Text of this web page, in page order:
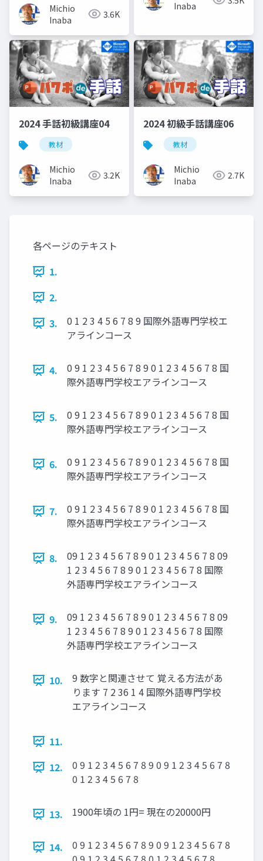
Michio
Inaba
3.6K
Inaba
2024 手話初級講座04
教材
Michio
Inaba
3.2K
2024 初級手話講座06
教材
Michio
Inaba
2.7K
各ページのテキスト
1.
2.
3.
0 1 2 3 4 5 6 7 8 9 国際外語専門学校エ
アラインコース
4.
0 9 1 2 3 4 5 6 7 8 9 0 1 2 3 4 5 6 7 8 国
際外語専門学校エアラインコース
5.
0 9 1 2 3 4 5 6 7 8 9 0 1 2 3 4 5 6 7 8 国
際外語専門学校エアラインコース
6.
0 9 1 2 3 4 5 6 7 8 9 0 1 2 3 4 5 6 7 8 国
際外語専門学校エアラインコース
7.
0 9 1 2 3 4 5 6 7 8 9 0 1 2 3 4 5 6 7 8 国
際外語専門学校エアラインコース
8.
09 1 2 3 4 5 6 7 8 9 0 1 2 3 4 5 6 7 8 09
1 2 3 4 5 6 7 8 9 0 1 2 3 4 5 6 7 8 国際
外語専門学校エアラインコース
9.
09 1 2 3 4 5 6 7 8 9 0 1 2 3 4 5 6 7 8 09
1 2 3 4 5 6 7 8 9 0 1 2 3 4 5 6 7 8 国際
外語専門学校エアラインコース
10.
9 数字と関連させて 覚える方法があ
ります 7 2 36 1 4 国際外語専門学校
エアラインコース
11.
12.
0 9 1 2 3 4 5 6 7 8 9 0 9 1 2 3 4 5 6 7 8
0 1 2 3 4 5 6 7 8
13. 1900年頃の 1円= 現在の20000円
14.
0 9 1 2 3 4 5 6 7 8 9 0 9 1 2 3 4 5 6 7 8